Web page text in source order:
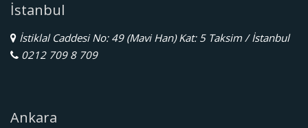
İstanbul
İstiklal Caddesi No: 49 (Mavi Han) Kat: 5 Taksim / İstanbul
0212 709 8 709
Ankara